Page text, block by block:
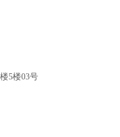
5楼03号